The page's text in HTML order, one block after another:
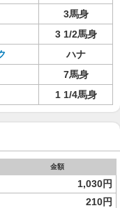
3馬身
3 1/2馬身
ハナ
7馬身
1 1/4馬身
金額
1,030円
210円